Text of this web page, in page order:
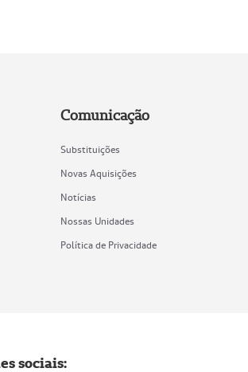
Comunicação
Substituições
Novas Aquisições
Notícias
Nossas Unidades
Política de Privacidade
sociais: